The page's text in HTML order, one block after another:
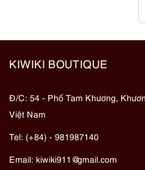
KIWIKI BOUTIQUE
Đ/C: 54 - Phố Tam Khương,
Việt Nam
Tel: (+84) - 981987140
Email: kiwiki911@gmail.com